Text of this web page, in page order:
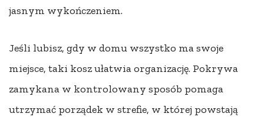
jasnym wykończeniem.
Jeśli lubisz, gdy w domu wszystko ma swoje
miejsce, taki kosz ułatwia organizację. Pokrywa
zamykana w kontrolowany sposób pomaga
utrzymać porządek w strefie, w której powstają